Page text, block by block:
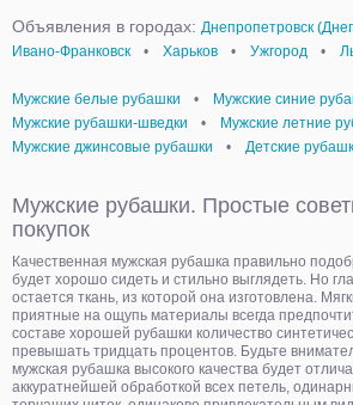
Объявления в городах: Днепропетровск
Ивано-Франковск
• Харьков • Ужгород •
Мужские белые рубашки • Мужские синие
Мужские рубашки-шведки
• Мужские летние
Мужские джинсовые рубашки
• Детские
Мужские рубашки. Простые
покупок
Качественная мужская рубашка правильно
будет хорошо сидеть и стильно выглядеть. Но
остается ткань, из которой она изготовлена.
приятные на ощупь материалы всегда
составе хорошей рубашки количество
превышать тридцать процентов. Будьте
мужская рубашка высокого качества будет
аккуратнейшей обработкой всех петель,